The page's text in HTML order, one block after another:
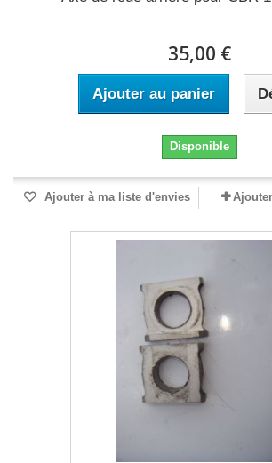
35,00 €
Ajouter au panier
Disponible
Ajouter à ma liste d'envies